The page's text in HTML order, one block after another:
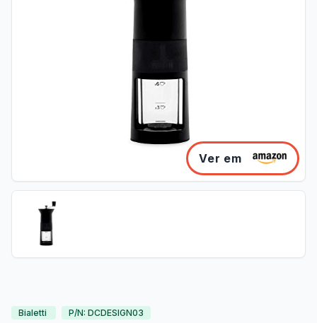
Ver em
Bialetti P/N: DCDESIGN03